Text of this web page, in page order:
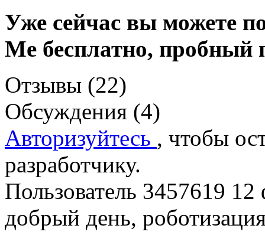
Уже сейчас вы можете
Me бесплатно, пробный
Отзывы (22)
Обсуждения (4)
Авторизуйтесь , чтобы
разработчику.
Пользователь 3457619 12
добрый день,